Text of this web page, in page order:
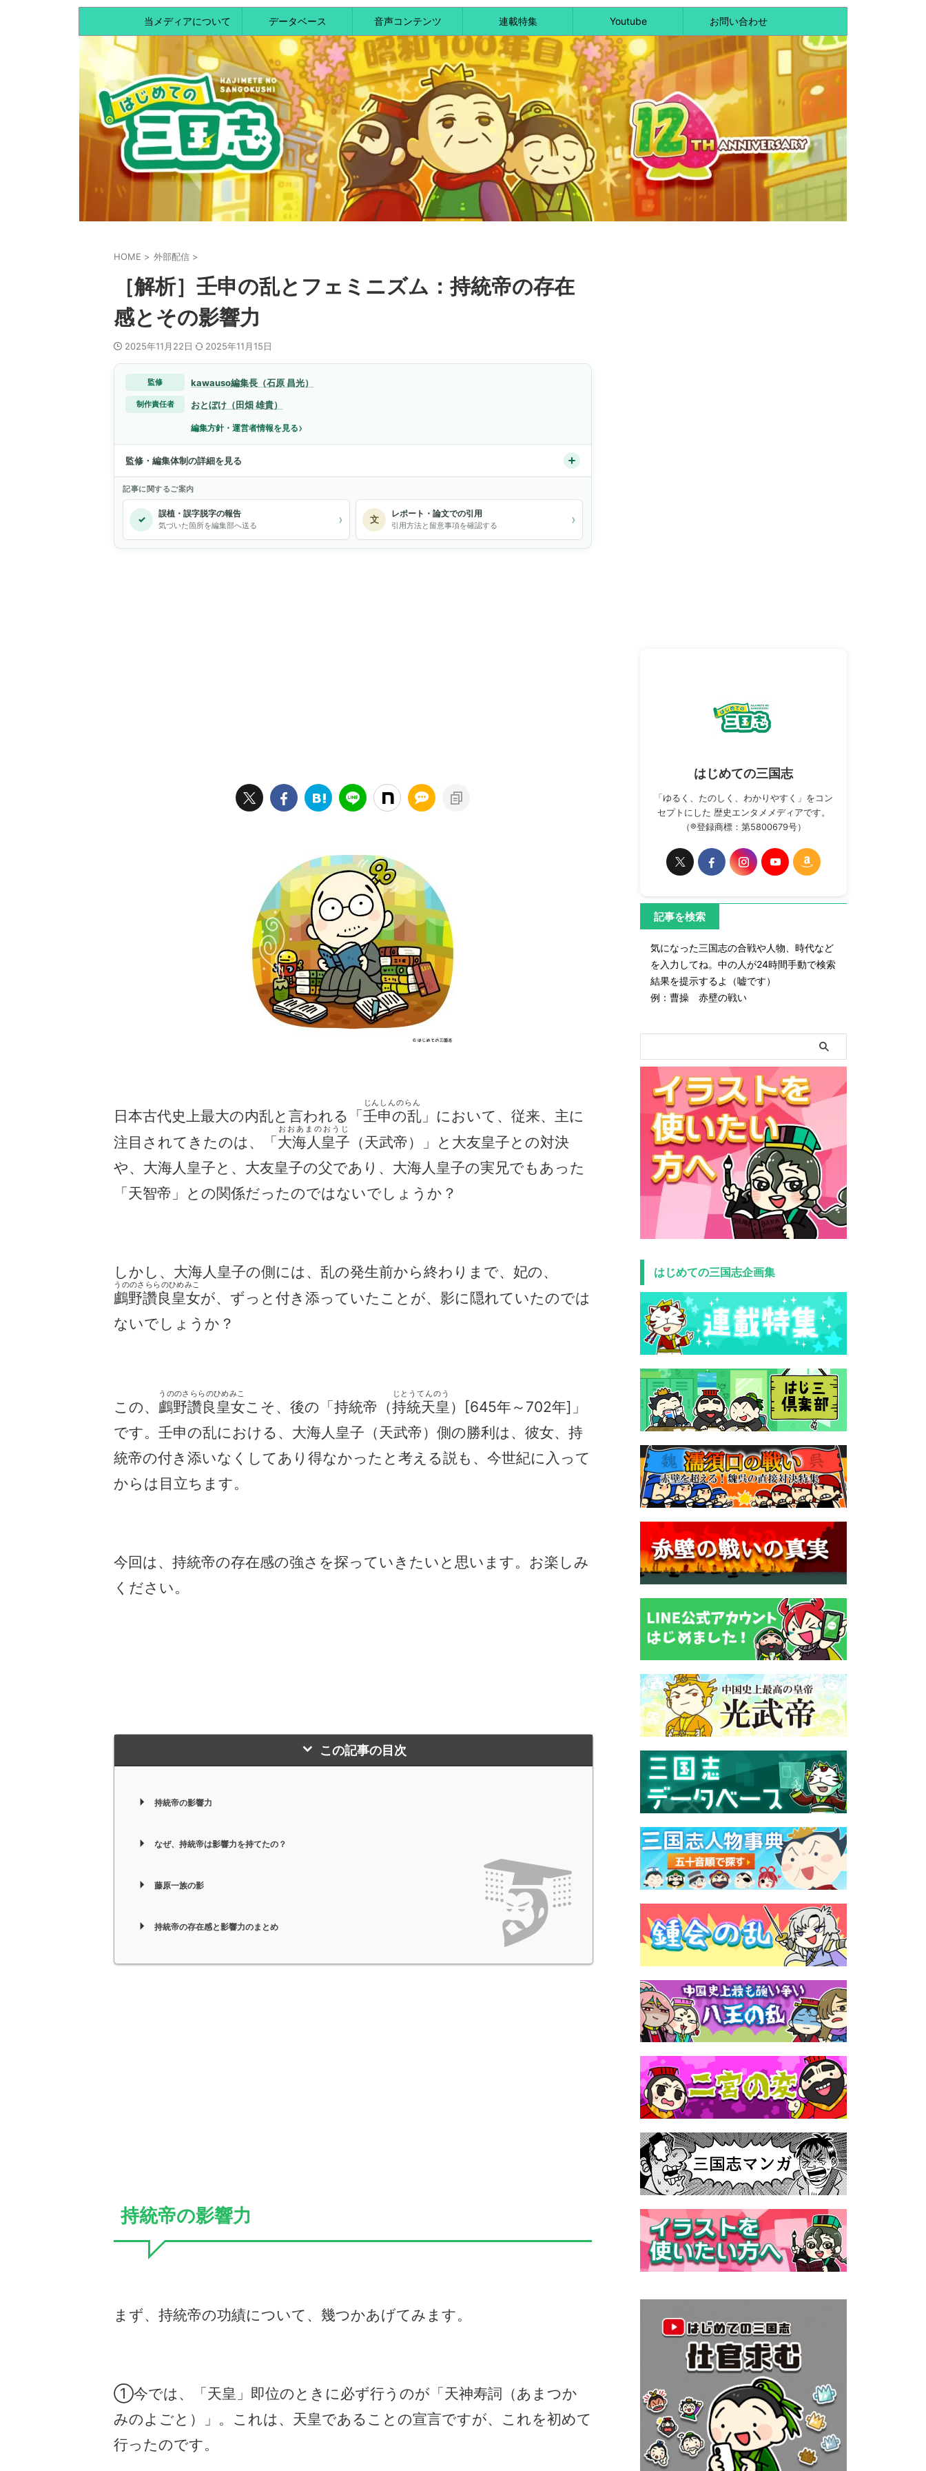
当メディアについて データベース 音声コンテンツ 連載特集 Youtube お問い合わせ
HOME > 外部配信 >
［解析］壬申の乱とフェミニズム：持統帝の存在
感とその影響力
2025年11月22日 2025年11月15日
監修 kawauso編集長（石原 昌光）
制作責任者 おとぼけ（田畑 雄貴）
編集方針・運営者情報を見る›
監修・編集体制の詳細を見る
記事に関するご案内
✓ 誤植・誤字脱字の報告
気づいた箇所を編集部へ送る › 文 レポート・論文での引用
引用方法と留意事項を確認する ›
日本古代史上最大の内乱と言われる「 壬申の乱
じんしんのらん
」において、従来、主に
注目されてきたのは、「 大海人皇子
おおあまのおうじ
（天武帝）」と大友皇子との対決
や、大海人皇子と、大友皇子の父であり、大海人皇子の実兄でもあった
「天智帝」との関係だったのではないでしょうか？
しかし、大海人皇子の側には、乱の発生前から終わりまで、妃の、
鸕野讚良皇女
うののさららのひめみこ
が、ずっと付き添っていたことが、影に隠れていたのでは
ないでしょうか？
この、 鸕野讚良皇女
うののさららのひめみこ
こそ、後の「持統帝（持統天皇
じとうてんのう
）[645年～702年]」
です。壬申の乱における、大海人皇子（天武帝）側の勝利は、彼女、持
統帝の付き添いなくしてあり得なかったと考える説も、今世紀に入って
からは目立ちます。
今回は、持統帝の存在感の強さを探っていきたいと思います。お楽しみ
ください。
この記事の目次
持統帝の影響力
なぜ、持統帝は影響力を持てたの？
藤原一族の影
持統帝の存在感と影響力のまとめ
持統帝の影響力
まず、持統帝の功績について、幾つかあげてみます。
①今では、「天皇」即位のときに必ず行うのが「天神寿詞（あまつか
みのよごと）」。これは、天皇であることの宣言ですが、これを初めて
行ったのです。
はじめての三国志
「ゆるく、たのしく、わかりやすく」をコン
セプトにした 歴史エンタメメディアです。
（®登録商標：第5800679号）
記事を検索
気になった三国志の合戦や人物、時代など
を入力してね。中の人が24時間手動で検索
結果を提示するよ（嘘です）
例：曹操 赤壁の戦い
はじめての三国志企画集